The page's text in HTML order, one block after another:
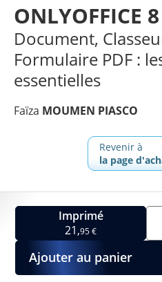
ONLYOFFICE 8
Document,
Formulaire PDF :
essentielles
Faïza MOUMEN PIASCO
Revenir à
la page
Imprimé
21,95 €
Ajouter au panier